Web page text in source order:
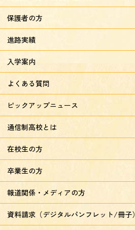
保護者の方
進路実績
入学案内
よくある質問
ピックアップニュース
通信制高校とは
在校生の方
卒業生の方
報道関係・メディアの方
資料請求（デジタルパンフレット/冊子）